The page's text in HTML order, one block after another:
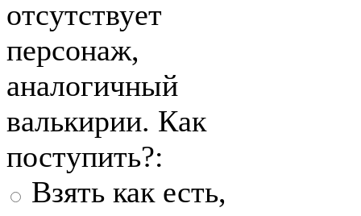
отсутствует
персонаж,
аналогичный
валькирии. Как
поступить?:
Взять как есть,